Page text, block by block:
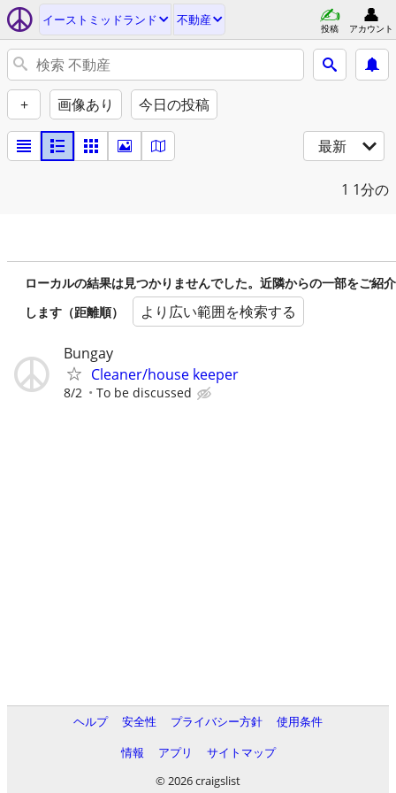
イーストミッドランド 不動産
投稿 アカウント
+ 画像あり 今日の投稿
最新
1 1分の
ローカルの結果は見つかりませんでした。近隣からの一部をご紹介
します（距離順）
より広い範囲を検索する
Bungay
Cleaner/house keeper
8/2 To be discussed
ヘルプ 安全性 プライバシー方針
使用条件
情報
アプリ
サイトマップ
© 2026 craigslist